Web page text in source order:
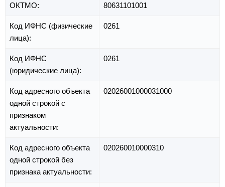
ОКТМО: 80631101001
Код ИФНС (физические
лица):
0261
Код ИФНС
(юридические лица):
0261
Код адресного объекта
одной строкой с
признаком
актуальности:
02026001000031000
Код адресного объекта
одной строкой без
признака актуальности:
020260010000310